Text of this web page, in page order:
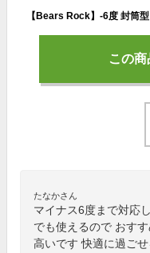
この
たなかさん
マイナス6度まで対応
でも使えるので おす
高いです 快適に過ごせ